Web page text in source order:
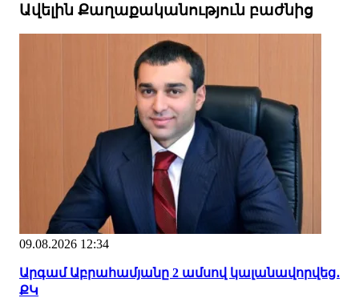
Ավելին Քաղաքականություն բաժնից
09.08.2026 12:34
Արգամ Աբրահամյանը 2 ամսով կալանավորվեց․
ՔԿ